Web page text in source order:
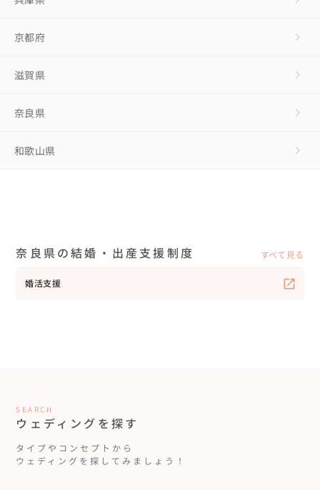
京都府
滋賀県
奈良県
和歌山県
奈良県の結婚・出産支援制度 すべて見る
婚活支援
SEARCH
ウェディングを探す
タイプやコンセプトから
ウェディングを探してみましょう！